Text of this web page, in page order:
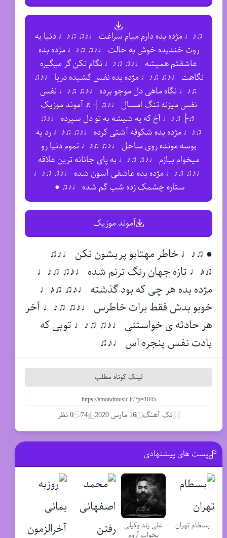
♫♪♩ مژده بده دارم میام سراغت ♩♪♫ ♫♪♩ دنیا به
روت خندیده خوش به حالت ♩♪♫ ♫♪♩ مژده بده
عاشقتم همیشه ♩♪♫ ♫♪♩ نگام نکن گر میگیره
نگاهت ♩♪♫ ♫♪♩ مژده بده نفس کشیده دریا ♩♪♫
♫♪♩ نگاه ماهی دل موجو برده ♩♪♫ ♫♪♩ نفس
نفس میزنه تنگ امسال ♩♪♫ ┤♬ آموند موزیک
♬├ ♫♪♩ آخ که یه شیشه به تو دل سپرده ♩♪♫
♫♪♩ مژده بده شکوفه آشتی کرده ♩♪♫ ♫♪♩ رد یه
بوسه مونده روی ساحل ♩♪♫ ♫♪♩ تموم دنیا رو
میخوام ببازم ♩♪♫ ♫♪♩ به پای جانانه ترین علاقه
♩♪♫ ♫♪♩ مژده بده عاشقی آسون شده ♩♪♫ ♫♪♩
ستاره چشمک زده شب گم شده ♩♪♫ ●
آموند موزیک
● ♫♪♩ خاطر مهتابو پریشون نکن ♩♪♫
♫♪♩ تازه جهان رنگ ترنم شده ♩♪♫ ♫♪♩
مژده بده هر چی که بود گذشته ♩♪♫ ♫♪♩
خوبو بدش فقط برات خاطرس ♩♪♫ ♫♪♩ آخر
هر حادثه ی خواستنی ♩♪♫ ♫♪♩ تویی که
یادت نفس پنجره اس ♩♪♫
لینک کوتاه مطلب
تک آهنگ 16 مارس 2020 74 0 نظر
پست های پیشنهادی
بسطام تهران
علی زند وکیلی
بخواب آروم